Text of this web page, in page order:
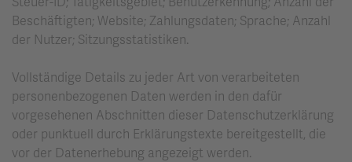
Beschäftigten; Website; Zahlungsdaten; Sprache; Anzahl
der Nutzer; Sitzungsstatistiken.
Vollständige Details zu jeder Art von verarbeiteten
personenbezogenen Daten werden in den dafür
vorgesehenen Abschnitten dieser Datenschutzerklärung
oder punktuell durch Erklärungstexte bereitgestellt, die
vor der Datenerhebung angezeigt werden.